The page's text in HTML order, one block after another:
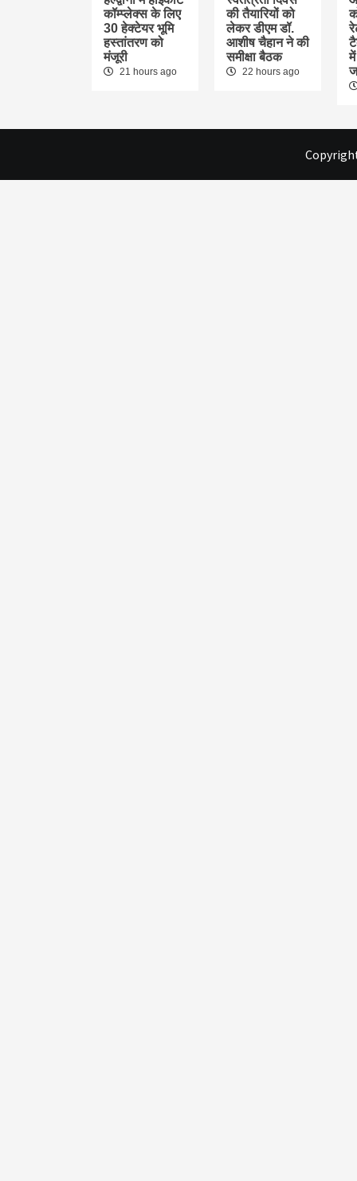
कॉम्प्लेक्स के लिए
30 हेक्टेयर भूमि
हस्तांतरण को
मंजूरी
21 hours ago
की तैयारियों को
लेकर डीएम डॉ.
आशीष चैहान ने की
समीक्षा बैठक
22 hours ago
में